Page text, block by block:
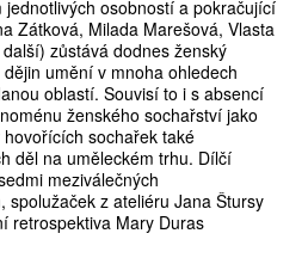
osobností a pokračující
Zátková, Milada Marešová, Vlasta
zůstává dodnes ženský
umění v mnoha ohledech
oblastí. Souvisí to i s absencí
ženského sochařství jako
sochařek také
děl na uměleckém trhu. Dílčí
meziválečných
spolužaček z ateliéru Jana Štursy
retrospektiva Mary Duras